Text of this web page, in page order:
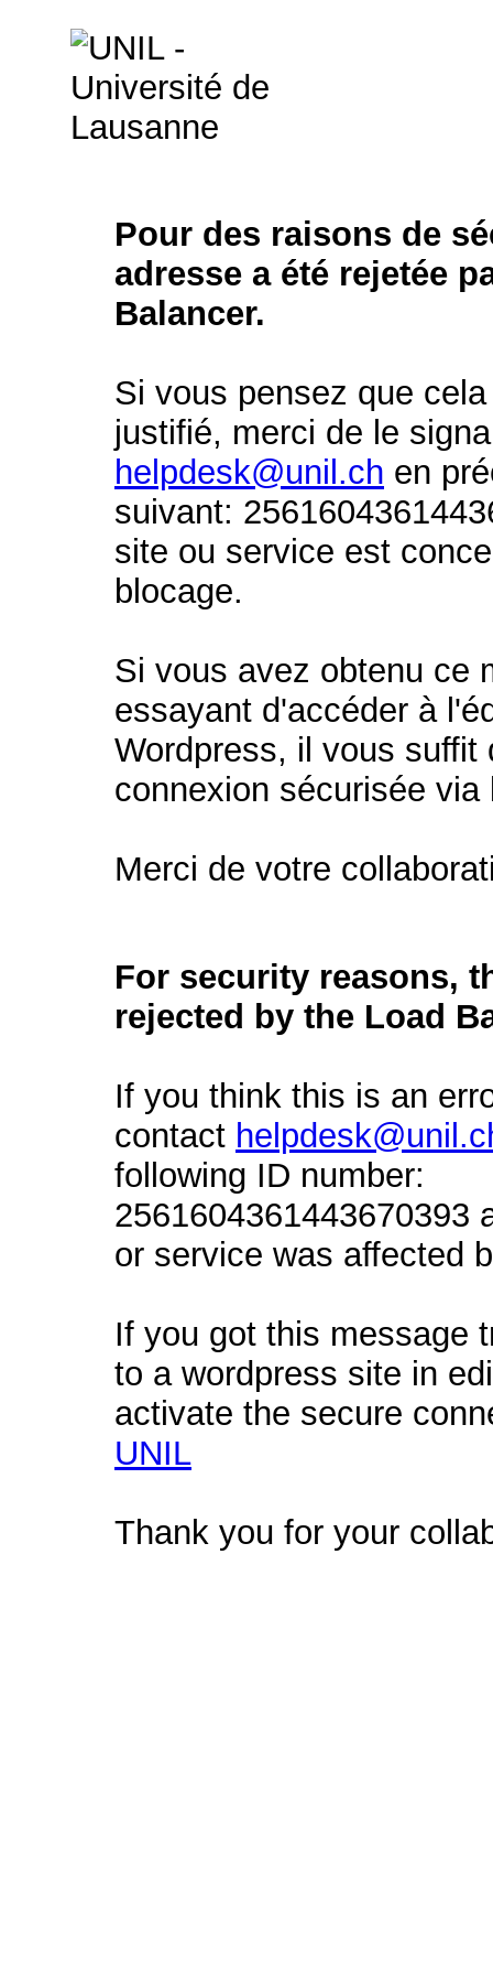
Pour des raisons de
adresse a été rejetée
Balancer.
Si vous pensez que
justifié, merci de le
helpdesk@unil.ch en
suivant:
site ou service est
blocage.
Si vous avez obtenu ce
essayant d'accéder à
Wordpress, il vous suffit
connexion sécurisée
Merci de votre
For security reasons,
rejected by the Load
If you think this is an
contact
following ID number:
2561604361443670393
or service was affected
If you got this message
to a wordpress site in
activate the secure
UNIL
Thank you for your